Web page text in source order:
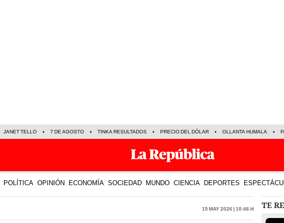
JANET TELLO 7 DE AGOSTO TINKA RESULTADOS PRECIO DEL DÓLAR OLLANTA HUMALA
POLÍTICA OPINIÓN ECONOMÍA SOCIEDAD MUNDO CIENCIA DEPORTES
15 May 2026 | 10:46 h TE